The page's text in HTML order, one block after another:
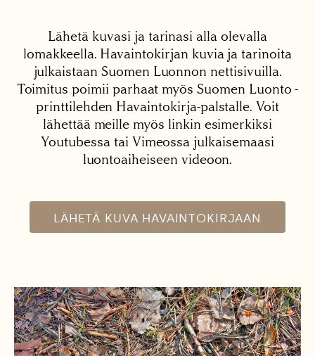
Lähetä kuvasi ja tarinasi alla olevalla
lomakkeella. Havaintokirjan kuvia ja tarinoita
julkaistaan Suomen Luonnon nettisivuilla.
Toimitus poimii parhaat myös Suomen Luonto -
printtilehden Havaintokirja-palstalle. Voit
lähettää meille myös linkin esimerkiksi
Youtubessa tai Vimeossa julkaisemaasi
luontoaiheiseen videoon.
LÄHETÄ KUVA HAVAINTOKIRJAAN